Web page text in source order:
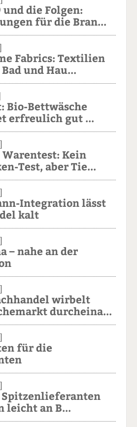
und die Folgen:
für die Bran...
Fabrics: Textilien
und Hau...
Bio-Bettwäsche
erfreulich gut ...
Kein
Test, aber Tie...
Integration lässt
kalt
– nahe an der
wirbelt
durcheina...
für die
leicht an B...